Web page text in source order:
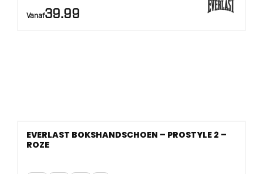
Vanaf39.99
EVERLAST BOKSHANDSCHOEN – PROSTYLE 2 –
ROZE